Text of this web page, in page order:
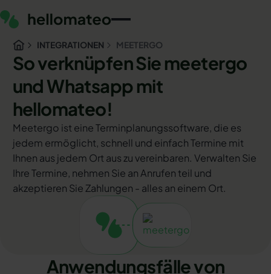
INTEGRATIONEN MEETERGO
So verknüpfen Sie meetergo
und Whatsapp mit
hellomateo!
Meetergo ist eine Terminplanungssoftware, die es
jedem ermöglicht, schnell und einfach Termine mit
Ihnen aus jedem Ort aus zu vereinbaren. Verwalten Sie
Ihre Termine, nehmen Sie an Anrufen teil und
akzeptieren Sie Zahlungen - alles an einem Ort.
Anwendungsfälle von